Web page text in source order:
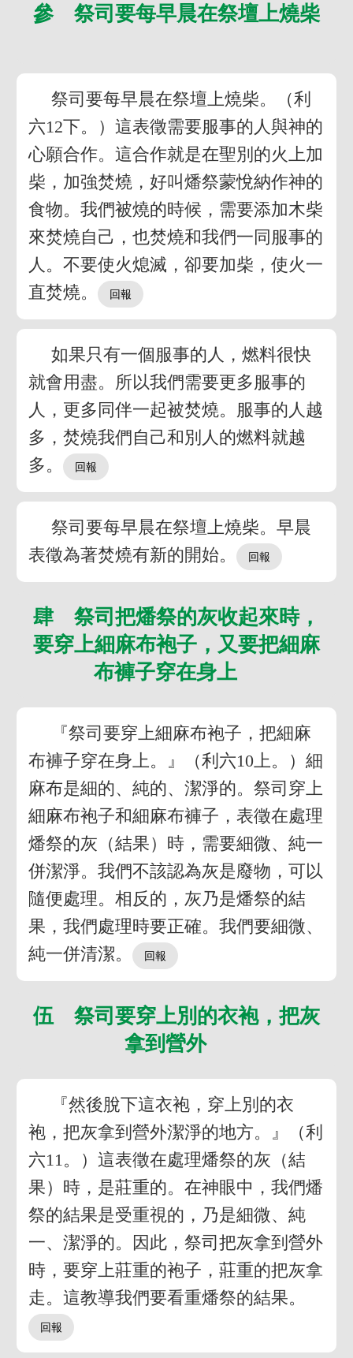
參 祭司要每早晨在祭壇上燒柴
祭司要每早晨在祭壇上燒柴。（利
六12下。）這表徵需要服事的人與神的
心願合作。這合作就是在聖別的火上加
柴，加強焚燒，好叫燔祭蒙悅納作神的
食物。我們被燒的時候，需要添加木柴
來焚燒自己，也焚燒和我們一同服事的
人。不要使火熄滅，卻要加柴，使火一
直焚燒。
如果只有一個服事的人，燃料很快
就會用盡。所以我們需要更多服事的
人，更多同伴一起被焚燒。服事的人越
多，焚燒我們自己和別人的燃料就越
多。
祭司要每早晨在祭壇上燒柴。早晨
表徵為著焚燒有新的開始。
肆 祭司把燔祭的灰收起來時，
要穿上細麻布袍子，又要把細麻
布褲子穿在身上
『祭司要穿上細麻布袍子，把細麻
布褲子穿在身上。』（利六10上。）細
麻布是細的、純的、潔淨的。祭司穿上
細麻布袍子和細麻布褲子，表徵在處理
燔祭的灰（結果）時，需要細微、純一
併潔淨。我們不該認為灰是廢物，可以
隨便處理。相反的，灰乃是燔祭的結
果，我們處理時要正確。我們要細微、
純一併清潔。
伍 祭司要穿上別的衣袍，把灰
拿到營外
『然後脫下這衣袍，穿上別的衣
袍，把灰拿到營外潔淨的地方。』（利
六11。）這表徵在處理燔祭的灰（結
果）時，是莊重的。在神眼中，我們燔
祭的結果是受重視的，乃是細微、純
一、潔淨的。因此，祭司把灰拿到營外
時，要穿上莊重的袍子，莊重的把灰拿
走。這教導我們要看重燔祭的結果。